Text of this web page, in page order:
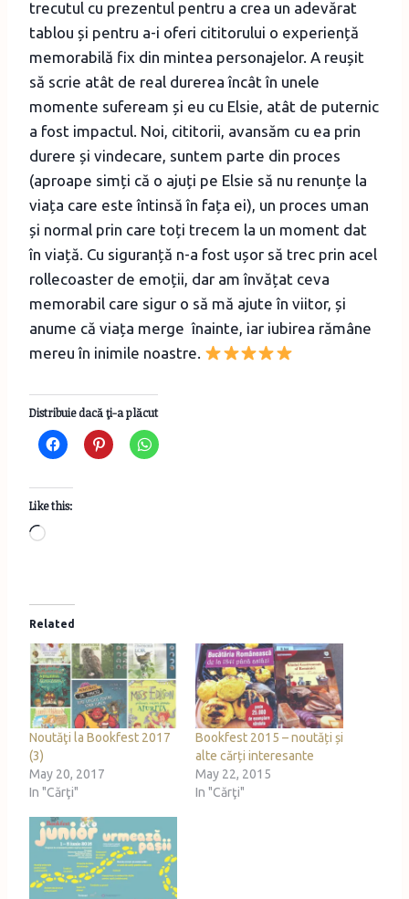
trecutul cu prezentul pentru a crea un adevărat
tablou și pentru a-i oferi cititorului o experiență
memorabilă fix din mintea personajelor. A reușit
să scrie atât de real durerea încât în unele
momente sufeream și eu cu Elsie, atât de puternic
a fost impactul. Noi, cititorii, avansăm cu ea prin
durere și vindecare, suntem parte din proces
(aproape simți că o ajuți pe Elsie să nu renunțe la
viața care este întinsă în fața ei), un proces uman
și normal prin care toți trecem la un moment dat
în viață. Cu siguranță n-a fost ușor să trec prin acel
rollecoaster de emoții, dar am învățat ceva
memorabil care sigur o să mă ajute în viitor, și
anume că viața merge înainte, iar iubirea rămâne
mereu în inimile noastre.
Distribuie dacă ţi-a plăcut
Like this:
L
d
i
n
g
…
Related
Noutăţi la Bookfest 2017
(3)
May 20, 2017
In "Cărţi"
Bookfest 2015 – noutăți și
alte cărți interesante
May 22, 2015
In "Cărţi"